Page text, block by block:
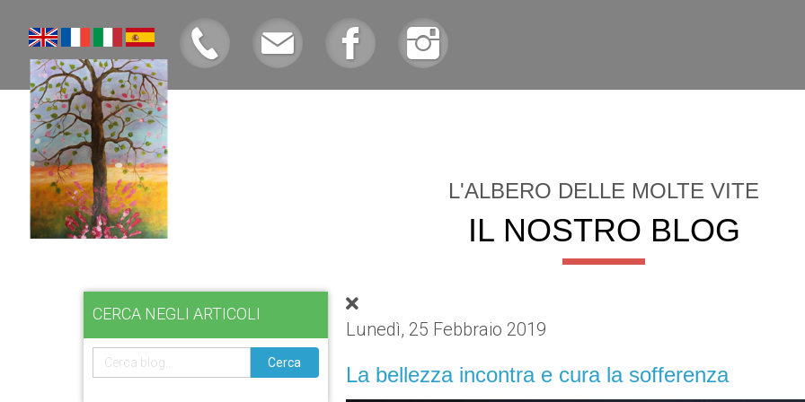
L'ALBERO DELLE MOLTE VITE
IL NOSTRO BLOG
CERCA NEGLI ARTICOLI
Cerca
Lunedì, 25 Febbraio 2019
La bellezza incontra e cura la sofferenza